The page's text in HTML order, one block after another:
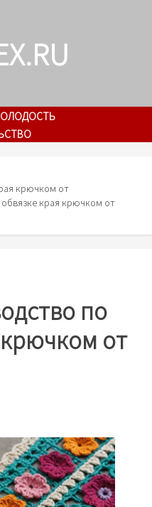
крючком от
края крючком от
по
от